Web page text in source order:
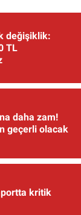
değişiklik:
TL
daha zam!
geçerli olacak
kritik